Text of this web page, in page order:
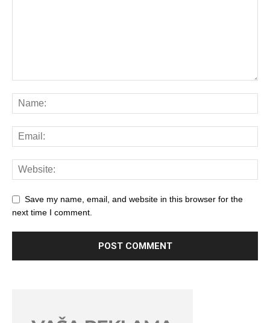
Save my name, email, and website in this browser for the
next time I comment.